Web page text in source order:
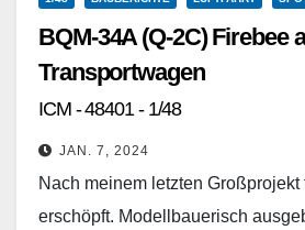
BQM-34A (Q-2C) Firebee
Transportwagen
ICM - 48401 - 1/48
JAN. 7, 2024
Nach meinem letzten Großprojekt
erschöpft. Modellbauerisch